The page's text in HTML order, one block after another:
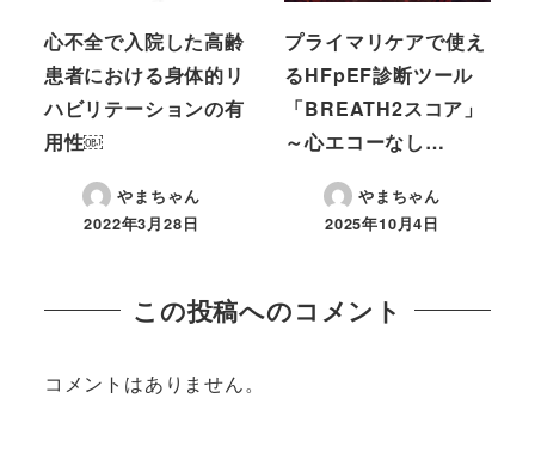
心不全で入院した高齢
患者における身体的リ
ハビリテーションの有
用性￼
やまちゃん
2022年3月28日
プライマリケアで使え
るHFpEF診断ツール
「BREATH2スコア」
～心エコーなし…
やまちゃん
2025年10月4日
この投稿へのコメント
コメントはありません。